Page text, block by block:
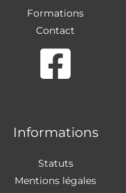
Formations
Contact
Informations
Statuts
Mentions légales